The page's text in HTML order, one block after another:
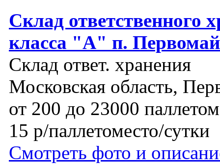
Склад ответственного
класса "А" п.
Склад ответ. хранения
Московская область,
от 200 до 23000
15 р/паллетоместо/сутки
Смотреть фото и